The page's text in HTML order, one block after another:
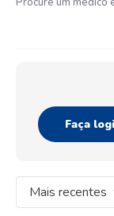
Faça
Mais recentes